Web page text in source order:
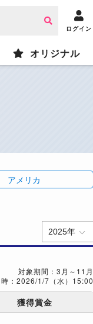
ログイン
オリジナル
アメリカ
対象期間：3月～11月
時：2026/1/7（水）15:00
獲得賞金